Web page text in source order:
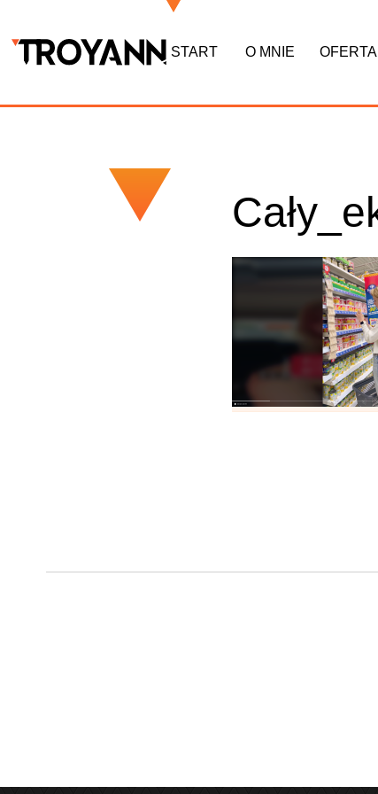
START O MNIE OFERTA